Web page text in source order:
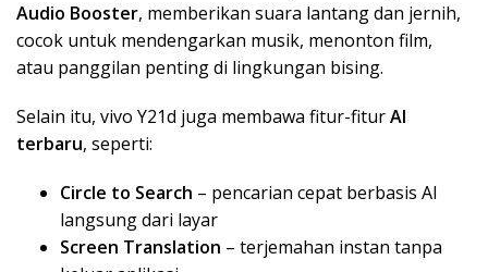
Audio Booster, memberikan suara lantang dan jernih,
cocok untuk mendengarkan musik, menonton film,
atau panggilan penting di lingkungan bising.
Selain itu, vivo Y21d juga membawa fitur-fiturAI
terbaru, seperti:
Circle to Search – pencarian cepat berbasis AI
langsung dari layar
Screen Translation – terjemahan instan tanpa